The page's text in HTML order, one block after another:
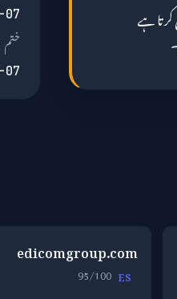
ہے 07
07
edicomgroup.com
ES
95/100